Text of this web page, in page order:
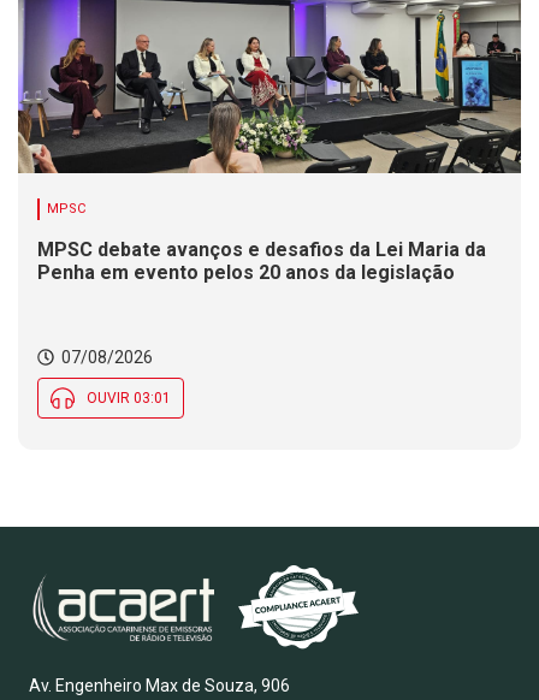
MPSC
MPSC debate avanços e desafios da Lei Maria da
Penha em evento pelos 20 anos da legislação
07/08/2026
OUVIR 03:01
Av. Engenheiro Max de Souza, 906